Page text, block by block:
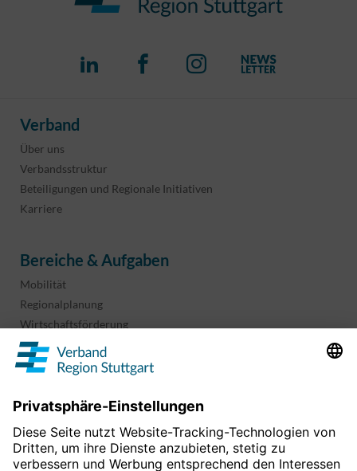
Verband
Über uns
Verbandsstruktur
Beteiligungen und Regionale Initiativen
Karriere
Bereiche & Aufgaben
Mobilität
Regionalplanung
Wirtschaftsförderung
Sport und Kultur
Projekte & Programme